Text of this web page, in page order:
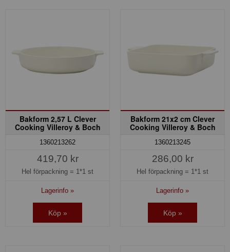
Bakform 2,57 L Clever
Cooking Villeroy & Boch
1360213262
419,70 kr
Hel förpackning = 1*1 st
Lagerinfo »
Köp »
Bakform 21x2 cm Clever
Cooking Villeroy & Boch
1360213245
286,00 kr
Hel förpackning = 1*1 st
Lagerinfo »
Köp »